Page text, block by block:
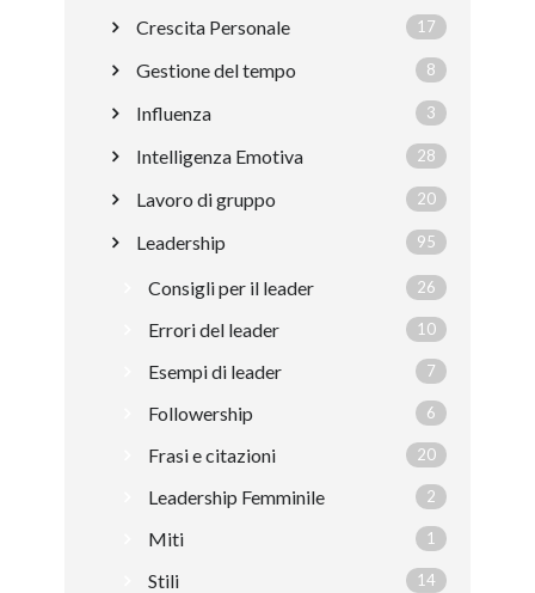
Crescita Personale 17
Gestione del tempo 8
Influenza 3
Intelligenza Emotiva 28
Lavoro di gruppo 20
Leadership 95
Consigli per il leader 26
Errori del leader 10
Esempi di leader 7
Followership 6
Frasi e citazioni 20
Leadership Femminile 2
Miti 1
Stili 14